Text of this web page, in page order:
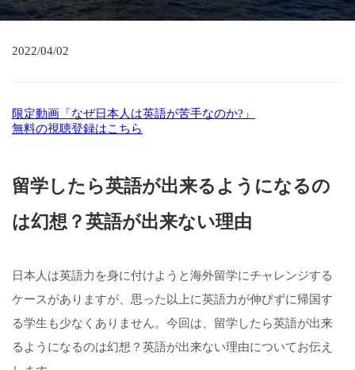
2022/04/02
限定動画「なぜ日本人は英語が苦手なのか?」
無料の視聴登録はこちら
留学したら英語が出来るようになるの
は幻想？英語が出来ない理由
日本人は英語力を身に付けようと海外留学にチャレンジする
ケースがありますが、思った以上に英語力が伸びずに帰国す
る学生も少なくありません。今回は、留学したら英語が出来
るようになるのは幻想？英語が出来ない理由についてお伝え